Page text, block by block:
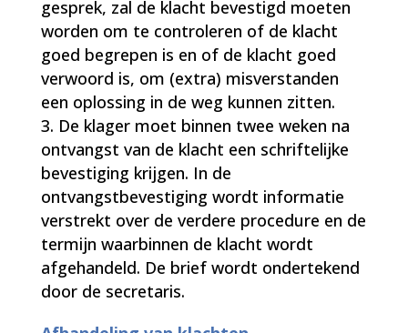
gesprek, zal de klacht bevestigd moeten
worden om te controleren of de klacht
goed begrepen is en of de klacht goed
verwoord is, om (extra) misverstanden
een oplossing in de weg kunnen zitten.
De klager moet binnen twee weken na
ontvangst van de klacht een schriftelijke
bevestiging krijgen. In de
ontvangstbevestiging wordt informatie
verstrekt over de verdere procedure en de
termijn waarbinnen de klacht wordt
afgehandeld. De brief wordt ondertekend
door de secretaris.